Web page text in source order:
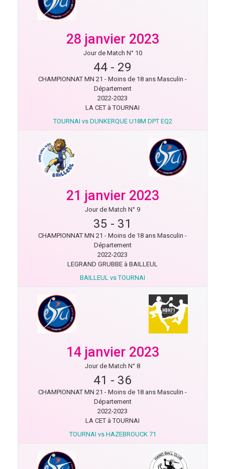
28 janvier 2023
Jour de Match N° 10
44 - 29
CHAMPIONNAT MN 21 - Moins de 18 ans Masculin -
Département
2022-2023
LA CET à TOURNAI
TOURNAI vs DUNKERQUE U18M DPT EQ2
21 janvier 2023
Jour de Match N° 9
35 - 31
CHAMPIONNAT MN 21 - Moins de 18 ans Masculin -
Département
2022-2023
LEGRAND GRUBBE à BAILLEUL
BAILLEUL vs TOURNAI
14 janvier 2023
Jour de Match N° 8
41 - 36
CHAMPIONNAT MN 21 - Moins de 18 ans Masculin -
Département
2022-2023
LA CET à TOURNAI
TOURNAI vs HAZEBROUCK 71